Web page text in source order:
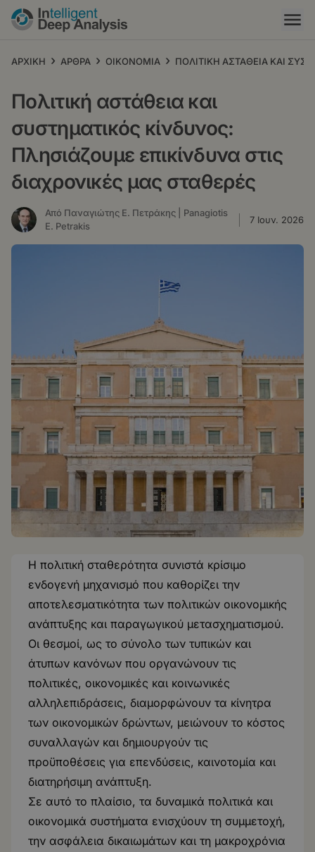
Παράκαμψη
προς
κυρίως
ΑΡΧΙΚΗ › ΑΡΘΡΑ › ΟΙΚΟΝΟΜΙΑ › ΠΟΛΙΤΙΚΗ ΑΣΤΑΘΕΙΑ ΚΑΙ
Πολιτική αστάθεια και
συστηματικός κίνδυνος:
Πλησιάζουμε επικίνδυνα στις
διαχρονικές μας σταθερές
Από Παναγιώτης Ε. Πετράκης | Panagiotis
E. Petrakis
7 Ιουν. 2026
Η πολιτική σταθερότητα συνιστά κρίσιμο
ενδογενή μηχανισμό που καθορίζει την
αποτελεσματικότητα των πολιτικών οικονομικής
ανάπτυξης και παραγωγικού μετασχηματισμού.
Οι θεσμοί, ως το σύνολο των τυπικών και
άτυπων κανόνων που οργανώνουν τις
πολιτικές, οικονομικές και κοινωνικές
αλληλεπιδράσεις, διαμορφώνουν τα κίνητρα
των οικονομικών δρώντων, μειώνουν το κόστος
συναλλαγών και δημιουργούν τις
προϋποθέσεις για επενδύσεις, καινοτομία και
διατηρήσιμη ανάπτυξη.
Σε αυτό το πλαίσιο, τα δυναμικά πολιτικά και
οικονομικά συστήματα ενισχύουν τη συμμετοχή,
την ασφάλεια δικαιωμάτων και τη μακροχρόνια